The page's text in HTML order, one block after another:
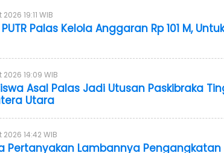
19:11 WIB
Palas Kelola Anggaran Rp 101 M,
19:09 WIB
Asal Palas Jadi Utusan Paskibraka
Utara
14:42 WIB
Pertanyakan Lambannya Pengangkatan